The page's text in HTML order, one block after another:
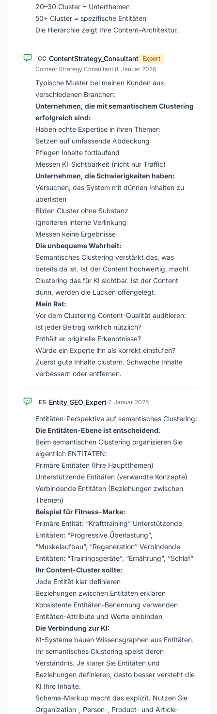
20–30 Cluster = Unterthemen
50+ Cluster = spezifische Entitäten
Die Hierarchie zeigt Ihre Content-Architektur.
CC ContentStrategy_Consultant Expert
Content Strategy Consultant·8. Januar 2026
Typische Muster bei meinen Kunden aus
verschiedenen Branchen:
Unternehmen, die mit semantischem Clustering
erfolgreich sind:
Haben echte Expertise in ihren Themen
Setzen auf umfassende Abdeckung
Pflegen Inhalte fortlaufend
Messen KI-Sichtbarkeit (nicht nur Traffic)
Unternehmen, die Schwierigkeiten haben:
Versuchen, das System mit dünnen Inhalten zu
überlisten
Bilden Cluster ohne Substanz
Ignorieren interne Verlinkung
Messen keine Ergebnisse
Die unbequeme Wahrheit:
Semantisches Clustering verstärkt das, was
bereits da ist. Ist der Content hochwertig, macht
Clustering das für KI sichtbar. Ist der Content
dünn, werden die Lücken offengelegt.
Mein Rat:
Vor dem Clustering Content-Qualität auditieren:
Ist jeder Beitrag wirklich nützlich?
Enthält er originelle Erkenntnisse?
Würde ein Experte ihn als korrekt einstufen?
Zuerst gute Inhalte clustern. Schwache Inhalte
verbessern oder entfernen.
ES Entity_SEO_Expert·7. Januar 2026
Entitäten-Perspektive auf semantisches Clustering:
Die Entitäten-Ebene ist entscheidend.
Beim semantischen Clustering organisieren Sie
eigentlich ENTITÄTEN:
Primäre Entitäten (Ihre Hauptthemen)
Unterstützende Entitäten (verwandte Konzepte)
Verbindende Entitäten (Beziehungen zwischen
Themen)
Beispiel für Fitness-Marke:
Primäre Entität: “Krafttraining” Unterstützende
Entitäten: “Progressive Überlastung”,
“Muskelaufbau”, “Regeneration” Verbindende
Entitäten: “Trainingsgeräte”, “Ernährung”, “Schlaf”
Ihr Content-Cluster sollte:
Jede Entität klar definieren
Beziehungen zwischen Entitäten erklären
Konsistente Entitäten-Benennung verwenden
Entitäten-Attribute und Werte einbinden
Die Verbindung zur KI:
KI-Systeme bauen Wissensgraphen aus Entitäten.
Ihr semantisches Clustering speist deren
Verständnis. Je klarer Sie Entitäten und
Beziehungen definieren, desto besser versteht die
KI Ihre Inhalte.
Schema-Markup macht das explizit. Nutzen Sie
Organization-, Person-, Product- und Article-